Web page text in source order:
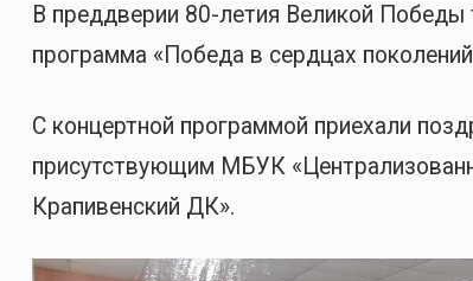
В преддверии 80-летия Великой Победы
программа «Победа в сердцах
С концертной программой приехали
присутствующим МБУК
Крапивенский ДК».